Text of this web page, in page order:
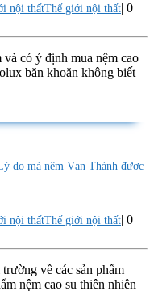
nội thấtThế giới nội thất| 0
có ý định mua nệm cao
băn khoăn không biết
do mà nệm Vạn Thành được
nội thấtThế giới nội thất| 0
về các sản phẩm
nệm cao su thiên nhiên